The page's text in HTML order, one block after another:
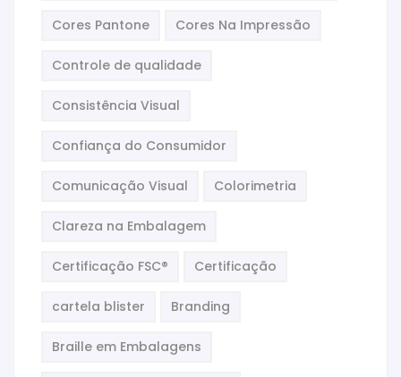
Cores Pantone Cores Na Impressão
Controle de qualidade
Consistência Visual
Confiança do Consumidor
Comunicação Visual Colorimetria
Clareza na Embalagem
Certificação FSC® Certificação
cartela blister Branding
Braille em Embalagens